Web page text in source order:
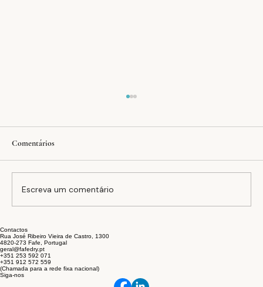
A equação FAFEDRY: inovação, estabilidade e
sustentabilidade no setor têxtil
Comentários
Escreva um comentário
Contactos
Rua José Ribeiro Vieira de Castro, 1300
4820-273 Fafe, Portugal
geral@fafedry.pt
+351 253 592 071
+351 912 572 559
(Chamada para a rede fixa nacional)
Siga-nos